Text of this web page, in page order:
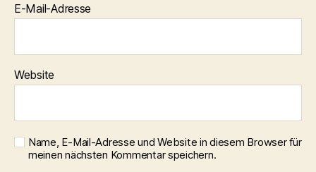
E-Mail-Adresse
Website
Name, E-Mail-Adresse und Website in diesem Browser für
meinen nächsten Kommentar speichern.